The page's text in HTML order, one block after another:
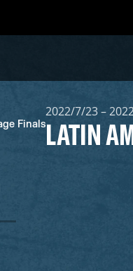
2022/7/23 –
LATIN